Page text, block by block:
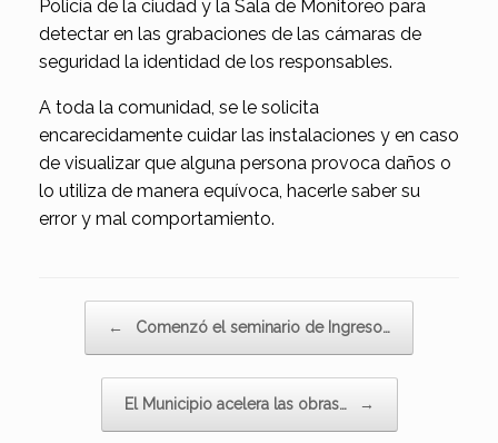
Policía de la ciudad y la Sala de Monitoreo para
detectar en las grabaciones de las cámaras de
seguridad la identidad de los responsables.
A toda la comunidad, se le solicita
encarecidamente cuidar las instalaciones y en caso
de visualizar que alguna persona provoca daños o
lo utiliza de manera equívoca, hacerle saber su
error y mal comportamiento.
← Comenzó el seminario de Ingreso…
El Municipio acelera las obras… →